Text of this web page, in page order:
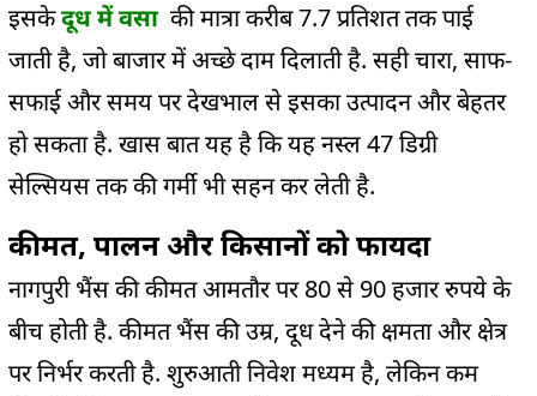
इसकेदूध में वसा की मात्रा करीब 7.7 प्रतिशत तक पाई
जाती है, जो बाजार में अच्छे दाम दिलाती है. सही चारा, साफ-
सफाई और समय पर देखभाल से इसका उत्पादन और बेहतर
हो सकता है. खास बात यह है कि यह नस्ल 47 डिग्री
सेल्सियस तक की गर्मी भी सहन कर लेती है.
कीमत, पालन और किसानों को फायदा
नागपुरी भैंस की कीमत आमतौर पर 80 से 90 हजार रुपये के
बीच होती है. कीमत भैंस की उम्र, दूध देने की क्षमता और क्षेत्र
पर निर्भर करती है. शुरुआती निवेश मध्यम है, लेकिन कम